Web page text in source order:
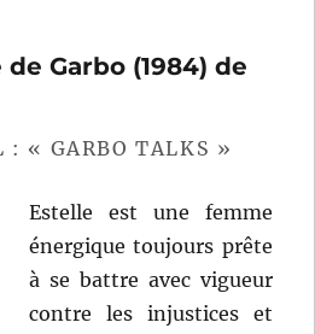
Garbo (1984) de
: « GARBO TALKS »
Estelle est une femme
énergique toujours prête
à se battre avec vigueur
contre les injustices et